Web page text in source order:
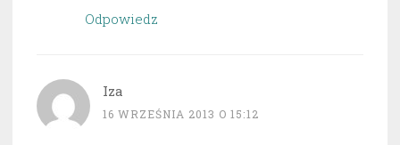
Odpowiedz
Iza
16 WRZEŚNIA 2013 O 15:12